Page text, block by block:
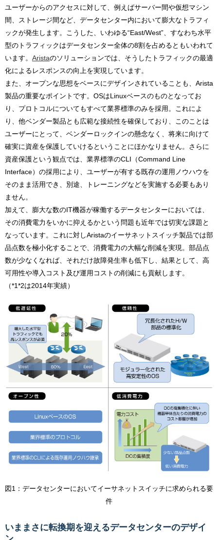
ユーザーからのアクセスに対して、例えばサーバー間や仮想マシン
間、ストレージ間など、データセンター内において膨大なトラフィ
ックが発生します。こうした、いわゆる“East/West”、すなわち水平
型のトラフィックはデータセンター全体の8割を占めるともいわれて
います。 Aristaのソリューションでは、そうしたトラフィックの最適
化によるレスポンスの向上を実現しています。
また、オープンな思想をベースにデザインされていることも、Arista
製品の重要なポイントです。OSはLinuxベースのものとなってお
り、プロトコルについてもすべて業界標準のみを採用。これによ
り、他ベンダー製品とも広範な接続性を確保しており、このことは
ユーザーにとって、ベンダーロックインの懸念なく、将来に向けて
確実に資産を保護していけるということにほかなりません。さらに
資産保護という観点では、業界標準のCLI（Command Line
Interface）の採用により、ユーザーが有する既存の運用ノウハウを
そのまま活用でき、別途、トレーニングなどを実施する必要もあり
ません。
加えて、膨大な数のIT機器が稼働するデータセンターにおいては、
その消費電力をいかに抑えるかという問題も近年では切実な課題と
なっています。これに対しAristaのイーサネットスイッチ製品では部
品点数を極小化することで、消費電力の大幅な削減を実現。部品点
数が少なくなれば、それだけ故障発生率も低下し、結果として、高
可用性や導入コスト及び運用コストの削減にも貢献します。
（*1*2は2014年実績）
図1：データセンターにおいてイーサネットスイッチに求められる要
件
いままさに転換期を迎えるデータセンターのデザイ